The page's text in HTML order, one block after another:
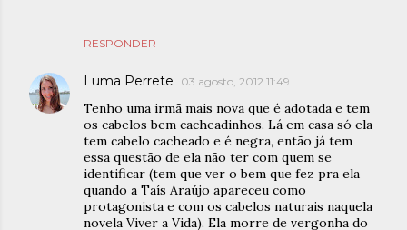
RESPONDER
Luma Perrete 03 agosto, 2012 11:49
Tenho uma irmã mais nova que é adotada e tem
os cabelos bem cacheadinhos. Lá em casa só ela
tem cabelo cacheado e é negra, então já tem
essa questão de ela não ter com quem se
identificar (tem que ver o bem que fez pra ela
quando a Taís Araújo apareceu como
protagonista e com os cabelos naturais naquela
novela Viver a Vida). Ela morre de vergonha do